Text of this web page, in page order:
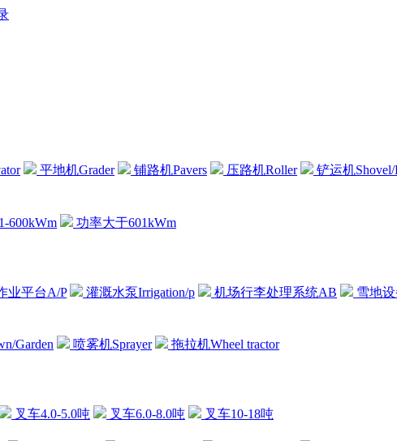
平地机Grader 铺路机Pavers 压路机Roller 铲运机Shovel/
600kWm
功率大于601kWm
业平台A/P 灌溉水泵Irrigation/p 机场行李处理系统AB 雪地设
Garden 喷雾机Sprayer
拖拉机Wheel tractor
叉车4.0-5.0吨 叉车6.0-8.0吨
叉车10-18吨